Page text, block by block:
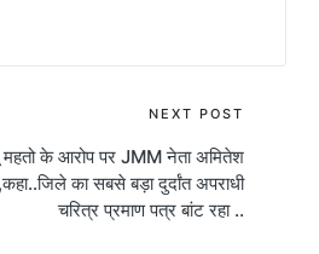
NEXT POST
महतो के आरोप पर JMM नेता अमितेश
का सबसे बड़ा दुर्दांत अपराधी
चरित्र प्रमाण पत्र बांट रहा ..